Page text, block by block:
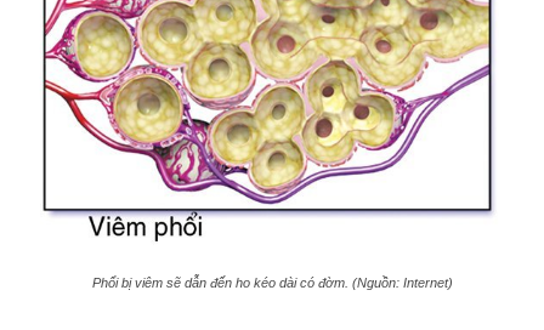
Phổi bị viêm sẽ dẫn đến ho kéo dài có đờm. (Nguồn: Internet)